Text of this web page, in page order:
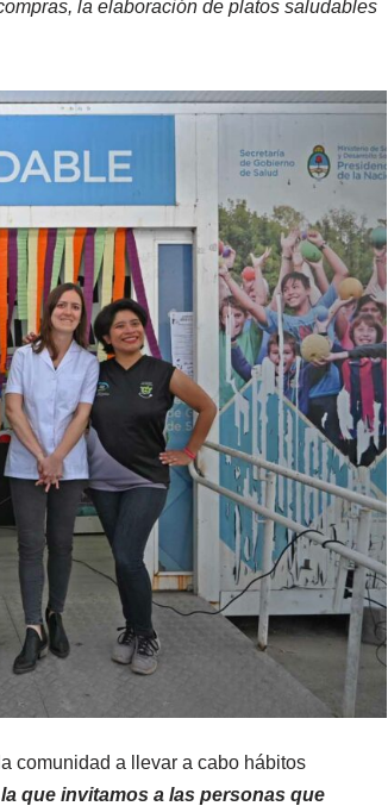
la elaboración de platos saludables
comunidad a llevar a cabo hábitos
que invitamos a las personas que